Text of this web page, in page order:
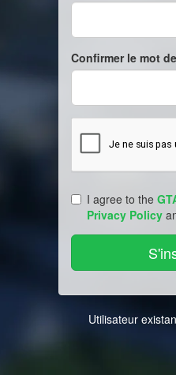
Confirmer le mot
I agree to the
Privacy Policy
Utilisateur